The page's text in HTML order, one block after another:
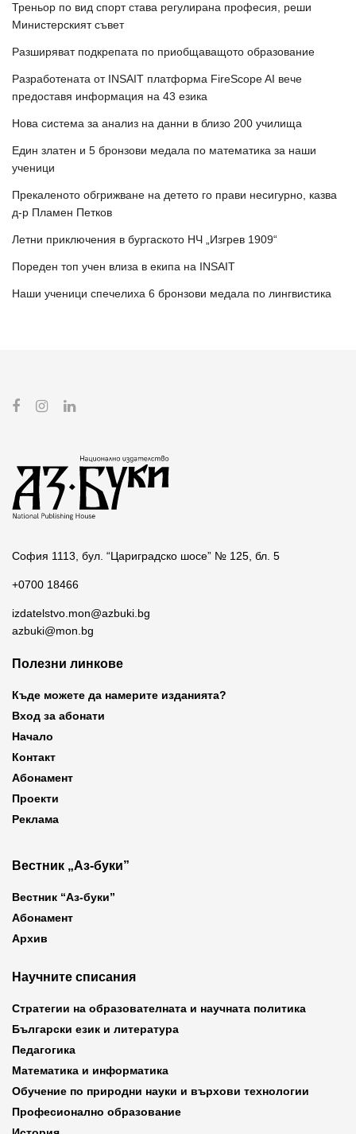
Треньор по вид спорт става регулирана професия, реши
Министерският съвет
Разширяват подкрепата по приобщаващото образование
Разработената от INSAIT платформа FireScope AI вече
предоставя информация на 43 езика
Нова система за анализ на данни в близо 200 училища
Един златен и 5 бронзови медала по математика за наши
ученици
Прекаленото обгрижване на детето го прави несигурно, казва
д-р Пламен Петков
Летни приключения в бургаското НЧ „Изгрев 1909“
Пореден топ учен влиза в екипа на INSAIT
Наши ученици спечелиха 6 бронзови медала по лингвистика
София 1113, бул. “Цариградско шосе” № 125, бл. 5
+0700 18466
izdatelstvo.mon@azbuki.bg
azbuki@mon.bg
Полезни линкове
Къде можете да намерите изданията?
Вход за абонати
Начало
Контакт
Абонамент
Проекти
Реклама
Вестник „Аз-буки”
Вестник “Аз-буки”
Абонамент
Архив
Научните списания
Стратегии на образователната и научната политика
Български език и литература
Педагогика
Математика и информатика
Обучение по природни науки и върхови технологии
Професионално образование